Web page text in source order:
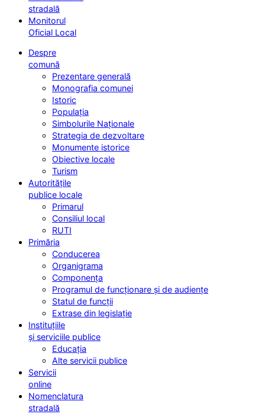
stradală
Monitorul
Oficial Local
Despre
comună
Prezentare generală
Monografia comunei
Istoric
Populația
Simbolurile Naționale
Strategia de dezvoltare
Monumente istorice
Obiective locale
Turism
Autoritățile
publice locale
Primarul
Consiliul local
RUTI
Primăria
Conducerea
Organigrama
Componența
Programul de funcționare și de audiențe
Statul de funcții
Extrase din legislație
Instituțiile
și serviciile publice
Educația
Alte servicii publice
Servicii
online
Nomenclatura
stradală